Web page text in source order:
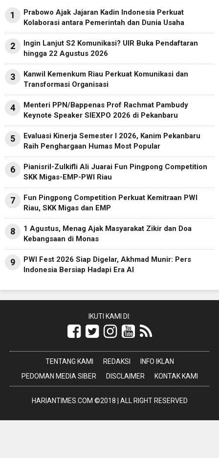
1
Prabowo Ajak Jajaran Kadin Indonesia Perkuat
Kolaborasi antara Pemerintah dan Dunia Usaha
2
Ingin Lanjut S2 Komunikasi? UIR Buka Pendaftaran
hingga 22 Agustus 2026
3
Kanwil Kemenkum Riau Perkuat Komunikasi dan
Transformasi Organisasi
4
Menteri PPN/Bappenas Prof Rachmat Pambudy
Keynote Speaker SIEXPO 2026 di Pekanbaru
5
Evaluasi Kinerja Semester I 2026, Kanim Pekanbaru
Raih Penghargaan Humas Most Popular
6
Pianisril-Zulkifli Ali Juarai Fun Pingpong Competition
SKK Migas-EMP-PWI Riau
7
Fun Pingpong Competition Perkuat Kemitraan PWI
Riau, SKK Migas dan EMP
8
1 Agustus, Menag Ajak Masyarakat Zikir dan Doa
Kebangsaan di Monas
9
PWI Fest 2026 Siap Digelar, Akhmad Munir: Pers
Indonesia Bersiap Hadapi Era AI
IKUTI KAMI DI:
TENTANG KAMI REDAKSI
INFO IKLAN
PEDOMAN MEDIA SIBER
DISCLAIMER KONTAK KAMI
HARIANTIMES.COM ©2018 | ALL RIGHT RESERVED